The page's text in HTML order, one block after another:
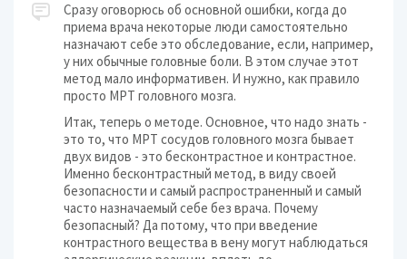
Сразу оговорюсь об основной ошибки, когда до
приема врача некоторые люди самостоятельно
назначают себе это обследование, если, например,
у них обычные головные боли. В этом случае этот
метод мало информативен. И нужно, как правило
просто МРТ головного мозга.
Итак, теперь о методе. Основное, что надо знать -
это то, что МРТ сосудов головного мозга бывает
двух видов - это бесконтрастное и контрастное.
Именно бесконтрастный метод, в виду своей
безопасности и самый распространенный и самый
часто назначаемый себе без врача. Почему
безопасный? Да потому, что при введение
контрастного вещества в вену могут наблюдаться